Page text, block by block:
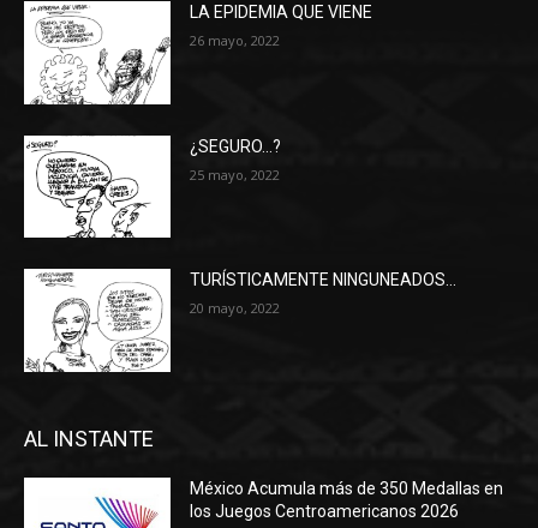
LA EPIDEMIA QUE VIENE
26 mayo, 2022
¿SEGURO…?
25 mayo, 2022
TURÍSTICAMENTE NINGUNEADOS…
20 mayo, 2022
AL INSTANTE
México Acumula más de 350 Medallas en
los Juegos Centroamericanos 2026